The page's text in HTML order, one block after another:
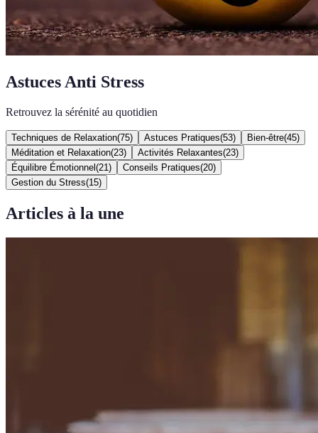
Astuces Anti Stress
Retrouvez la sérénité au quotidien
Techniques de Relaxation(75) Astuces Pratiques(53) Bien-être(45)
Méditation et Relaxation(23) Activités Relaxantes(23)
Équilibre Émotionnel (21 ) Conseils Pratiques(20)
Gestion du Stress(15)
Articles à la une